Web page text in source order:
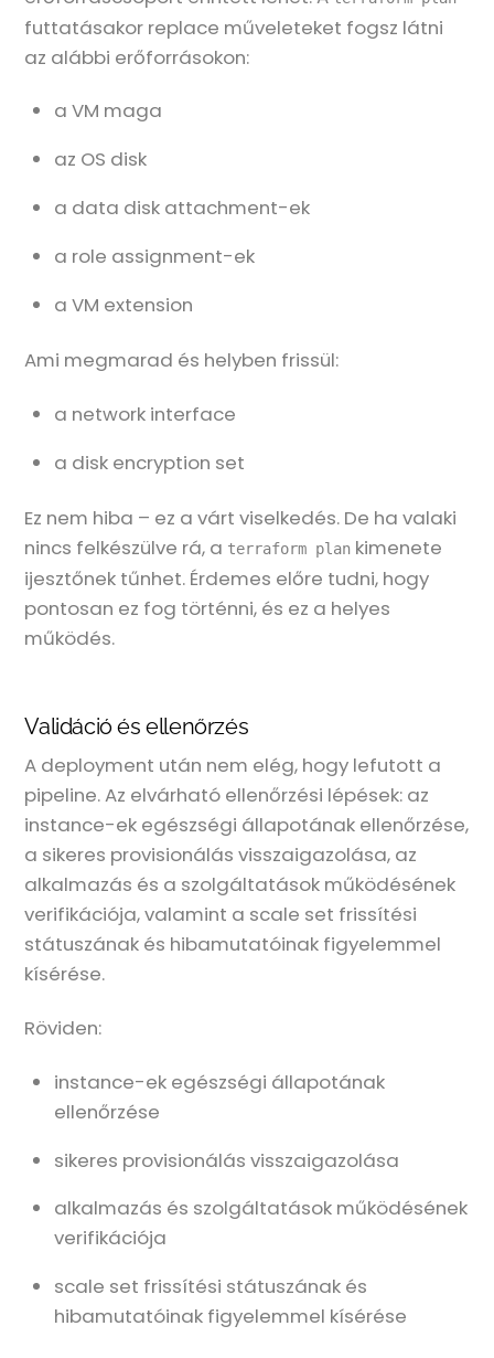
futtatásakor replace műveleteket fogsz látni
az alábbi erőforrásokon:
a VM maga
az OS disk
a data disk attachment-ek
a role assignment-ek
a VM extension
Ami megmarad és helyben frissül:
a network interface
a disk encryption set
Ez nem hiba – ez a várt viselkedés. De ha valaki
nincs felkészülve rá, a terraform plan kimenete
ijesztőnek tűnhet. Érdemes előre tudni, hogy
pontosan ez fog történni, és ez a helyes
működés.
Validáció és ellenőrzés
A deployment után nem elég, hogy lefutott a
pipeline. Az elvárható ellenőrzési lépések: az
instance-ek egészségi állapotának ellenőrzése,
a sikeres provisionálás visszaigazolása, az
alkalmazás és a szolgáltatások működésének
verifikációja, valamint a scale set frissítési
státuszának és hibamutatóinak figyelemmel
kísérése.
Röviden:
instance-ek egészségi állapotának
ellenőrzése
sikeres provisionálás visszaigazolása
alkalmazás és szolgáltatások működésének
verifikációja
scale set frissítési státuszának és
hibamutatóinak figyelemmel kísérése